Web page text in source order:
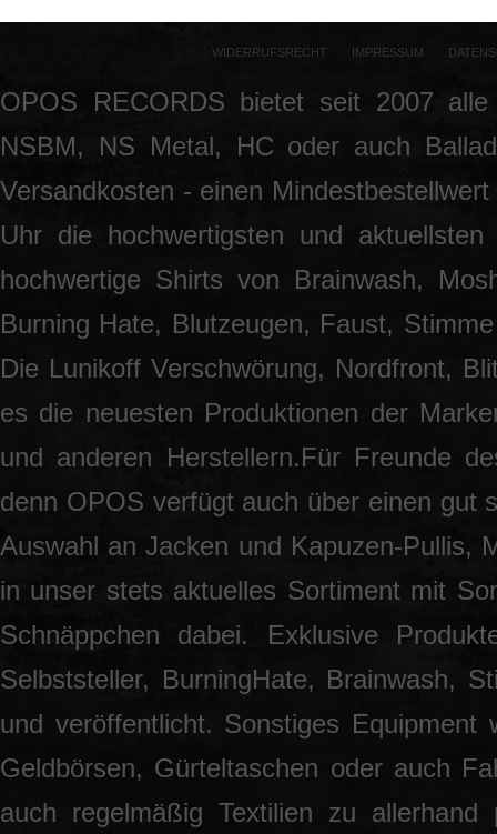
WIDERRUFSRECHT IMPRESSUM
OPOS RECORDS bietet seit 2007
NSBM, NS Metal, HC oder auch
Versandkosten - einen
Uhr die hochwertigsten und
hochwertige Shirts von Brainwash,
Burning Hate, Blutzeugen, Faust,
Die Lunikoff Verschwörung, Nordfront,
es die neuesten Produktionen der
und anderen Herstellern.Für Freunde
denn OPOS verfügt auch über einen gut
Auswahl an Jacken und Kapuzen-Pullis,
in unser stets aktuelles Sortiment mit
Schnäppchen dabei. Exklusive
Selbststeller, BurningHate, Brainwash,
und veröffentlicht. Sonstiges Equipment
Geldbörsen, Gürteltaschen oder auch
auch regelmäßig Textilien zu allerhand